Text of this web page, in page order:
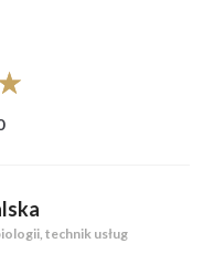
technik usług